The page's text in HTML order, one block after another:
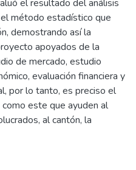
el resultado del análisis
método estadístico que
demostrando así la
apoyados de la
de mercado, estudio
evaluación financiera y
por lo tanto, es preciso el
este que ayuden al
al cantón, la